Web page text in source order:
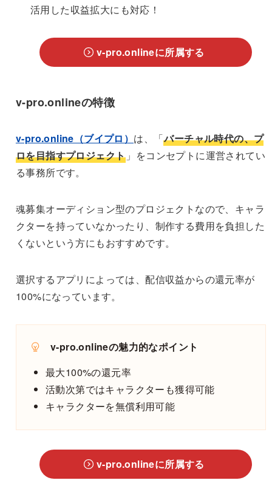
活用した収益拡大にも対応！
v-pro.onlineに所属する
v-pro.onlineの特徴
v-pro.online（ブイプロ） は、「バーチャル時代の、プ
ロを目指すプロジェクト 」をコンセプトに運営されてい
る事務所です。
魂募集オーディション型のプロジェクトなので、キャラ
クターを持っていなかったり、制作する費用を負担した
くないという方にもおすすめです。
選択するアプリによっては、配信収益からの還元率が
100%になっています。
v-pro.onlineの魅力的なポイント
最大100%の還元率
活動次第ではキャラクターも獲得可能
キャラクターを無償利用可能
v-pro.onlineに所属する